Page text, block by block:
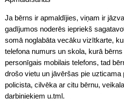
Ja bērns ir apmaldījies, viņam ir
gadījumos noderēs iepriekš
somā noglabāta vecāku vizītkarte,
telefona numurs un skola, kurā
personīgais mobilais telefons, tad
drošo vietu un jāvēršas pie uzticama
policista, cilvēka ar citu bērnu,
darbiniekiem u.tml.